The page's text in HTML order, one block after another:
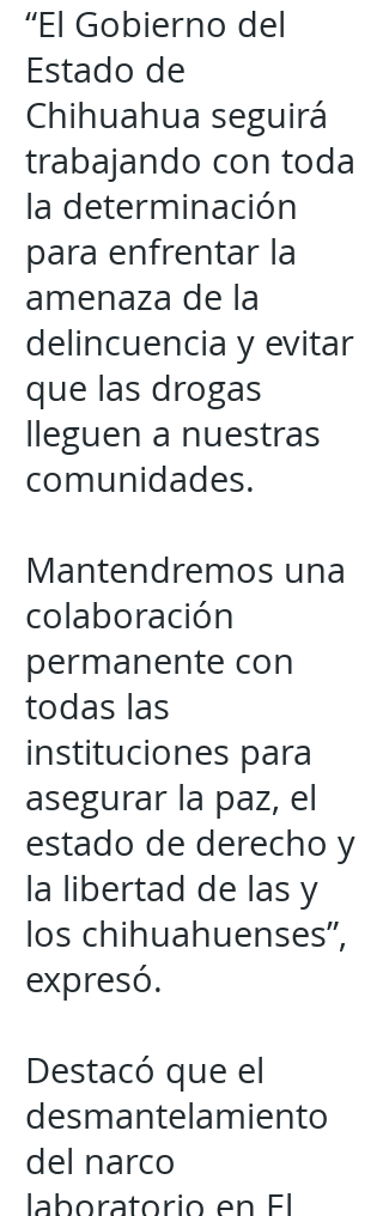
“El Gobierno del
Estado de
Chihuahua seguirá
trabajando con toda
la determinación
para enfrentar la
amenaza de la
delincuencia y evitar
que las drogas
lleguen a nuestras
comunidades.
Mantendremos una
colaboración
permanente con
todas las
instituciones para
asegurar la paz, el
estado de derecho y
la libertad de las y
los chihuahuenses”,
expresó.
Destacó que el
desmantelamiento
del narco
laboratorio en El